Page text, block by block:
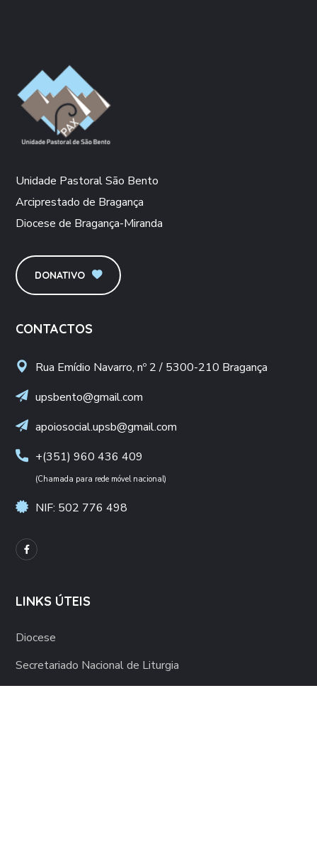
Unidade Pastoral São Bento
Arciprestado de Bragança
Diocese de Bragança-Miranda
DONATIVO
CONTACTOS
Rua Emídio Navarro, nº 2 / 5300-210 Bragança
upsbento@gmail.com
apoiosocial.upsb@gmail.com
+(351) 960 436 409
(Chamada para rede móvel nacional)
NIF: 502 776 498
LINKS ÚTEIS
Diocese
Secretariado Nacional de Liturgia